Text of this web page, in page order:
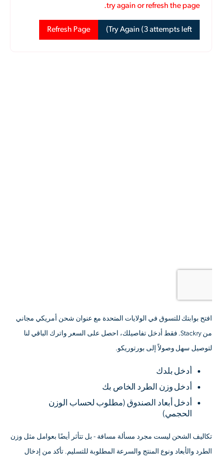
افتح بوابتك للتسوق في الولايات المتحدة مع عنوان شحن أمريكي مجاني
من Stackry. فقط أدخل تفاصيلك، احصل على السعر واترك الباقي لنا
لتوصيل سهل وصولاً إلى بورتوريكو.
أدخل بلدك
أدخل وزن الطرد الخاص بك
أدخل أبعاد الصندوق (مطلوب لحساب الوزن
الحجمي)
تكاليف الشحن ليست مجرد مسألة مسافة - بل تتأثر أيضًا بعوامل مثل وزن
الطرد والأبعاد ونوع المنتج والسرعة المطلوبة للتسليم. تأكد من إدخال